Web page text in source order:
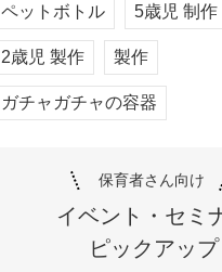
ペットボトル 5歳児 制作
2歳児 製作 製作
ガチャガチャの容器
保育者さん向け
イベント・セミ
ピックアップ